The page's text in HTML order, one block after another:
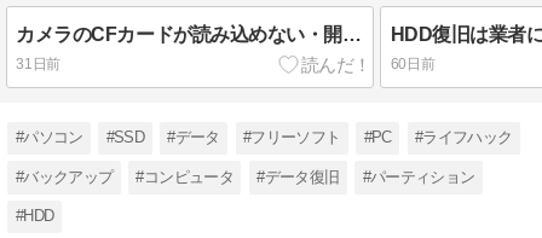
カメラのCFカードが読み込めない・開けない時のデータ復旧ガイド
31日前 60日前
#パソコン #SSD #データ #フリーソフト #PC #ライフハック
#バックアップ #コンピュータ #データ復旧 #パーティション
#HDD